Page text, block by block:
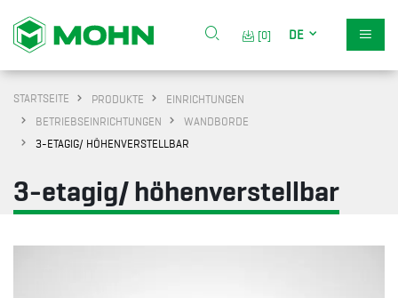
[0] DE
STARTSEITE PRODUKTE
EINRICHTUNGEN
BETRIEBSEINRICHTUNGEN
WANDBORDE
3-ETAGIG/ HÖHENVERSTELLBAR
3-etagig/ höhenverstellbar